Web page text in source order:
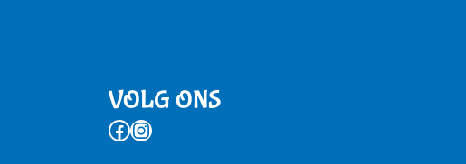
VOLG ONS
Facebook Instagram